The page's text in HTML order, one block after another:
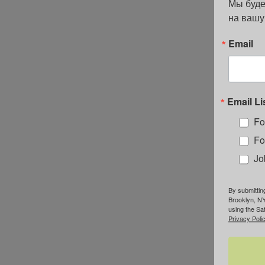
Мы
на
Email
Email
By
Brooklyn,
using the
Privacy